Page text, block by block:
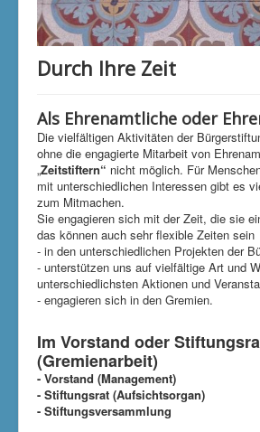
Versteigerungen
Klimaschutzgruppe
Aktuelle Seite: Startseite
Durch Ihre Zeit
Als Ehrenamtliche oder
Die vielfältigen Aktivitäten der
ohne die engagierte Mitarbeit von
„Zeitstiftern“ nicht möglich. Für
mit unterschiedlichen Interessen gibt es
zum Mitmachen.
Sie engagieren sich mit der Zeit, die sie
das können auch sehr flexible Zeiten sein
- in den unterschiedlichen Projekten der
- unterstützen uns auf vielfältige Art und
unterschiedlichsten Aktionen und
- engagieren sich in den Gremien.
Im Vorstand oder
(Gremienarbeit)
- Vorstand (Management)
- Stiftungsrat (Aufsichtsorgan)
- Stiftungsversammlung